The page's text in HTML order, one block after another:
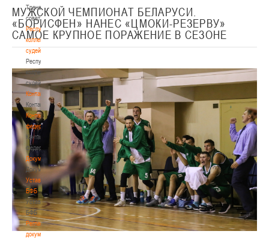
Тренерский
совет
Республиканская
коллегия
судей
Республиканская
коллегия
судей
Контакты
Контакты
Контакты
федерации
Контакты
федерации
Документы
Документы
Устав
БФБ
Устав
БФБ
Регламентирующие
документы
МУЖСКОЙ ЧЕМПИОНАТ БЕЛАРУСИ.
«БОРИСФЕН» НАНЕС «ЦМОКИ-РЕЗЕРВУ»
САМОЕ КРУПНОЕ ПОРАЖЕНИЕ В СЕЗОНЕ